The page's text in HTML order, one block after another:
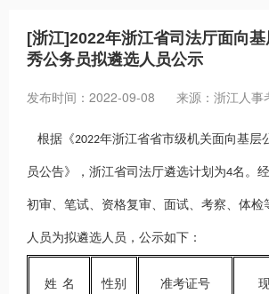
[浙江]2022年浙江省司法厅面向
秀公务员拟遴选人员公示
发布时间：2022-09-08 来源：浙江人事
根据《2022年浙江省省市级机关面向基层
员公告》，浙江省司法厅遴选计划为4名。
初审、笔试、资格复审、面试、考察、体检
人员为拟遴选人员，公示如下：
姓 名 性别 准考证号